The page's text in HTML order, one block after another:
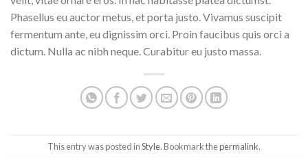
Phasellus eu auctor metus, et porta justo. Vivamus suscipit
fermentum ante, eu dignissim orci. Proin faucibus quis orci a
dictum. Nulla ac nibh neque. Curabitur eu justo massa.
This entry was posted inStyle. Bookmark thepermalink.